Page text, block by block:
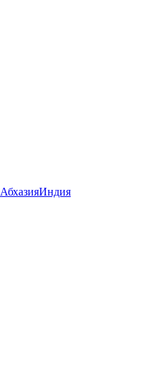
АбхазияИндия